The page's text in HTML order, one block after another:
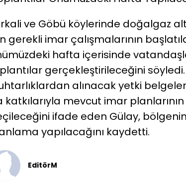
ve Göbü köylerinde doğalgaz
gerekli imar çalışmalarının
hafta içerisinde
gerçekleştirileceğini söyledi.
alınacak yetki
katkılarıyla mevcut imar
ifade eden Gülay,
yapılacağını kaydetti.
EditörM